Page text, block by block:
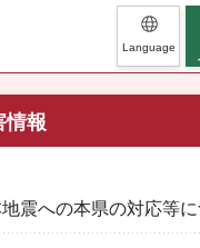
Language
情報
震への本県の対応等に